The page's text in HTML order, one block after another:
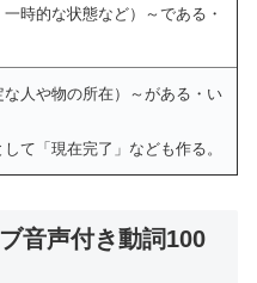
一時的な状態など）～である・
な人や物の所在）～がある・い
て「現在完了」なども作る。
音声付き動詞100